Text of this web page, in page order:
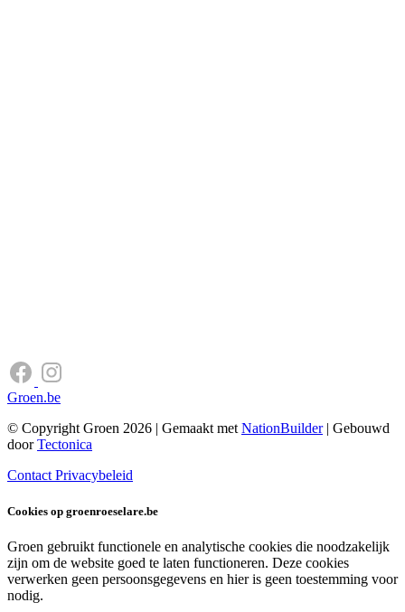
Groen.be
© Copyright Groen 2026 | Gemaakt metNationBuilder| Gebouwd
doorTectonica
ContactPrivacybeleid
Cookies op groenroeselare.be
Groen gebruikt functionele en analytische cookies die noodzakelijk
zijn om de website goed te laten functioneren. Deze cookies
verwerken geen persoonsgegevens en hier is geen toestemming voor
nodig.